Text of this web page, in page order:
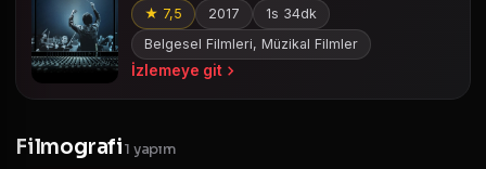
★ 7,5 2017
1s 34dk
Belgesel Filmleri, Müzikal Filmler
İzlemeye git
Filmografi1 yapım